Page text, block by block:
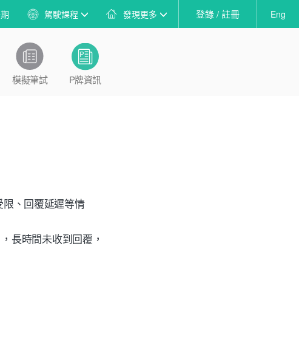
Eng
登錄 / 註冊
發現更多
駕駛課程
模擬筆試 P牌資訊
、回覆延遲等情
長時間未收到回覆，